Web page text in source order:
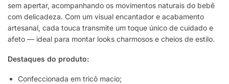
sem apertar, acompanhando os movimentos naturais do bebê
com delicadeza. Com um visual encantador e acabamento
artesanal, cada touca transmite um toque único de cuidado e
afeto — ideal para montar looks charmosos e cheios de estilo.
Destaques do produto:
Confeccionada em tricô macio;